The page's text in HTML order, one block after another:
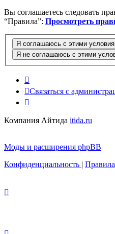
Вы соглашаетесь следовать
“Правила”: Просмотреть
Связаться с
Компания Айтида itida.ru
Моды и расширения phpBB
Конфиденциальность | Правила